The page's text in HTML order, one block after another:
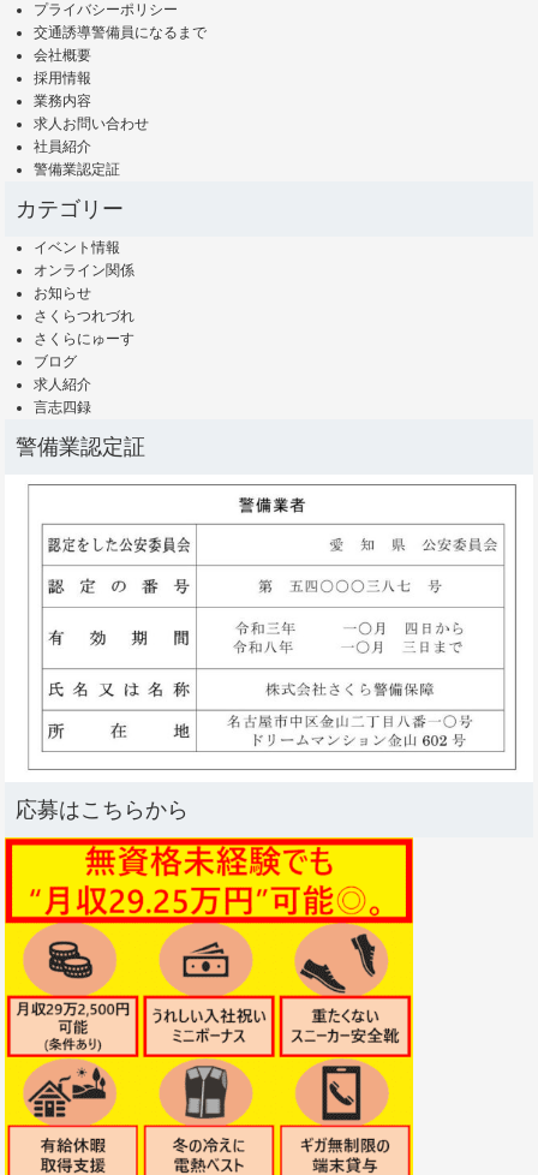
プライバシーポリシー
交通誘導警備員になるまで
会社概要
採用情報
業務内容
求人お問い合わせ
社員紹介
警備業認定証
カテゴリー
イベント情報
オンライン関係
お知らせ
さくらつれづれ
さくらにゅーす
ブログ
求人紹介
言志四録
警備業認定証
応募はこちらから